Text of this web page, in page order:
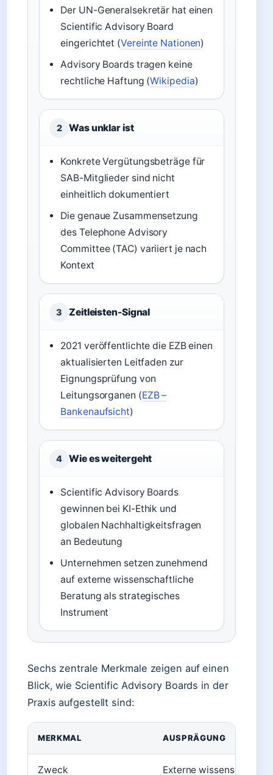
Der UN-Generalsekretär hat einen
Scientific Advisory Board
eingerichtet (Vereinte Nationen)
Advisory Boards tragen keine
rechtliche Haftung (Wikipedia)
2 Was unklar ist
Konkrete Vergütungsbeträge für
SAB-Mitglieder sind nicht
einheitlich dokumentiert
Die genaue Zusammensetzung
des Telephone Advisory
Committee (TAC) variiert je nach
Kontext
3 Zeitleisten-Signal
2021 veröffentlichte die EZB einen
aktualisierten Leitfaden zur
Eignungsprüfung von
Leitungsorganen (EZB –
Bankenaufsicht)
4 Wie es weitergeht
Scientific Advisory Boards
gewinnen bei KI-Ethik und
globalen Nachhaltigkeitsfragen
an Bedeutung
Unternehmen setzen zunehmend
auf externe wissenschaftliche
Beratung als strategisches
Instrument
Sechs zentrale Merkmale zeigen auf einen
Blick, wie Scientific Advisory Boards in der
Praxis aufgestellt sind:
MERKMAL AUSPRÄGUNG
Zweck Externe